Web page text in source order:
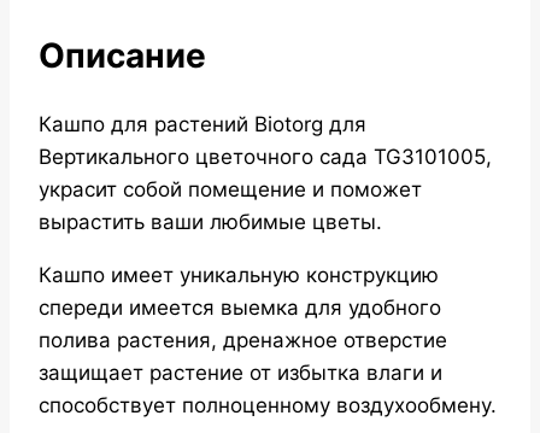
Описание
Кашпо для растений Biotorg для
Вертикального цветочного сада TG3101005,
украсит собой помещение и поможет
вырастить ваши любимые цветы.
Кашпо имеет уникальную конструкцию
спереди имеется выемка для удобного
полива растения, дренажное отверстие
защищает растение от избытка влаги и
способствует полноценному воздухообмену.